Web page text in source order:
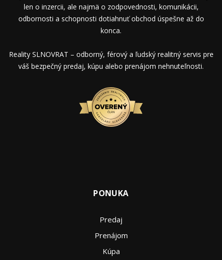
len o inzercii, ale najmä o zodpovednosti, komunikácii,
odbornosti a schopnosti dotiahnuť obchod úspešne až do
konca.
Reality SLNOVRAT – odborný, férový a ľudský realitný servis pre
váš bezpečný predaj, kúpu alebo prenájom nehnuteľnosti.
PONUKA
Predaj
Prenájom
Kúpa